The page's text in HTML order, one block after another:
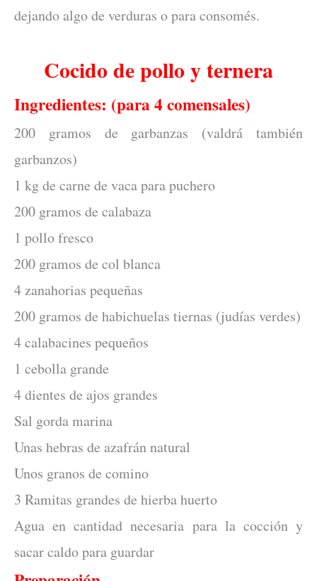
dejando algo de verduras o para consomés.
Cocido de pollo y ternera
Ingredientes: (para 4 comensales)
200 gramos de garbanzas (valdrá también
garbanzos)
1 kg de carne de vaca para puchero
200 gramos de calabaza
1 pollo fresco
200 gramos de col blanca
4 zanahorias pequeñas
200 gramos de habichuelas tiernas (judías verdes)
4 calabacines pequeños
1 cebolla grande
4 dientes de ajos grandes
Sal gorda marina
Unas hebras de azafrán natural
Unos granos de comino
3 Ramitas grandes de hierba huerto
Agua en cantidad necesaria para la cocción y
sacar caldo para guardar